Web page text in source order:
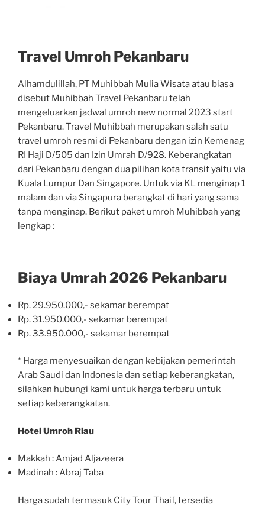
Travel Umroh Pekanbaru
Alhamdulillah, PT Muhibbah Mulia Wisata atau biasa
disebut Muhibbah Travel Pekanbaru telah
mengeluarkan jadwal umroh new normal 2023 start
Pekanbaru. Travel Muhibbah merupakan salah satu
travel umroh resmi di Pekanbaru dengan izin Kemenag
RI Haji D/505 dan Izin Umrah D/928. Keberangkatan
dari Pekanbaru dengan dua pilihan kota transit yaitu via
Kuala Lumpur Dan Singapore. Untuk via KL menginap 1
malam dan via Singapura berangkat di hari yang sama
tanpa menginap. Berikut paket umroh Muhibbah yang
lengkap :
Biaya Umrah 2026 Pekanbaru
Rp. 29.950.000,- sekamar berempat
Rp. 31.950.000,- sekamar berempat
Rp. 33.950.000,- sekamar berempat
* Harga menyesuaikan dengan kebijakan pemerintah
Arab Saudi dan Indonesia dan setiap keberangkatan,
silahkan hubungi kami untuk harga terbaru untuk
setiap keberangkatan.
Hotel Umroh Riau
Makkah : Amjad Aljazeera
Madinah : Abraj Taba
Harga sudah termasuk City Tour Thaif, tersedia